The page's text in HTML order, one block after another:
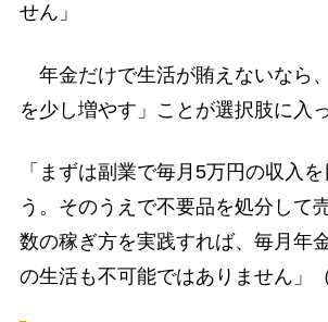
せん」
年金だけで生活が賄えないなら
を少し増やす」ことが選択肢に入
「まずは副業で毎月5万円の収入
う。そのうえで不要品を処分して
数の稼ぎ方を実践すれば、毎月年
の生活も不可能ではありません」